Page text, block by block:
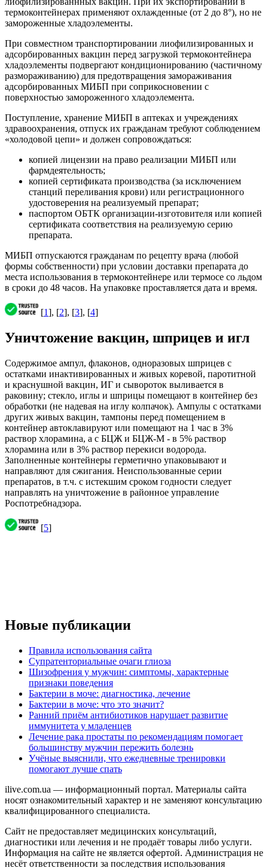
термоконтейнерах применяют охлажденные (от 2 до 8°), но не
замороженные хладоэлементы.
При совместном транспортировании лиофилизированных и
адсорбированных вакцин перед загрузкой термоконтейнера
хладоэлементы подвергают кондиционированию (частичному
размораживанию) для предотвращения замораживания
адсорбированных МИБП при соприкосновении с
поверхностью замороженного хладоэлемента.
Поступление, хранение МИБП в аптеках и учреждениях
здравоохранения, отпуск их гражданам требуют соблюдением
«холодовой цепи» и должен сопровождаться:
копией лицензии на право реализации МИБП или
фармдеятельность;
копией сертификата производства (за исключением
станций переливания крови) или регистрационного
удостоверения на реализуемый препарат;
паспортом ОБТК организации-изготовителя или копией
сертификата соответствия на реализуемую серию
препарата.
МИБП отпускаются гражданам по рецепту врача (любой
формы собственности) при условии доставки препарата до
места использования в термоконтейнере или термосе со льдом
в сроки до 48 часов. На упаковке проставляется дата и время.
[1], [2], [3], [4]
Уничтожение вакцин, шприцев и игл
Содержимое ампул, флаконов, одноразовых шприцев с
остатками инактивированных и живых коревой, паротитной
и краснушной вакцин, ИГ и сывороток выливается в
раковину; стекло, иглы и шприцы помещают в контейнер без
обработки (не надевая на иглу колпачок). Ампулы с остатками
других живых вакцин, тампоны перед помещением в
контейнер автоклавируют или помещают на 1 час в 3%
раствор хлорамина, а с БЦЖ и БЦЖ-М - в 5% раствор
хлорамина или в 3% раствор перекиси водорода.
Заполненные контейнеры герметично упаковывают и
направляют для сжигания. Неиспользованные серии
препаратов, в т.ч. с истекшим сроком годности следует
направлять на уничтожение в районное управление
Роспотребнадзора.
[5]
Новые публикации
Правила использования сайта
Супратенториальные очаги глиоза
Шизофрения у мужчин: симптомы, характерные
признаки поведения
Бактерии в моче: диагностика, лечение
Бактерии в моче: что это значит?
Ранний приём антибиотиков нарушает развитие
иммунитета у младенцев
Лечение рака простаты по рекомендациям помогает
большинству мужчин пережить болезнь
Учёные выяснили, что ежедневные тренировки
помогают лучше спать
ilive.com.ua — информационный портал. Материалы сайта
носят ознакомительный характер и не заменяют консультацию
квалифицированного специалиста.
Сайт не предоставляет медицинских консультаций,
диагностики или лечения и не продаёт товары либо услуги.
Информация на сайте не является офертой. Администрация не
несёт ответственности за последствия использования